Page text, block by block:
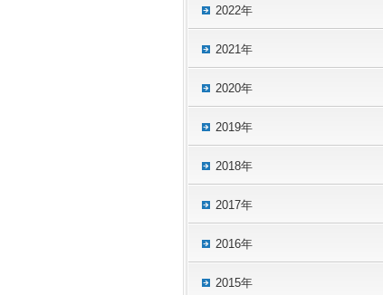
2022年
2021年
2020年
2019年
2018年
2017年
2016年
2015年